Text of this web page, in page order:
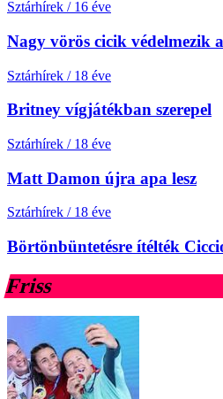
Sztárhírek / 16 éve
Nagy vörös cicik védelmezik
Sztárhírek / 18 éve
Britney vígjátékban szerepel
Sztárhírek / 18 éve
Matt Damon újra apa lesz
Sztárhírek / 18 éve
Börtönbüntetésre ítélték
Friss